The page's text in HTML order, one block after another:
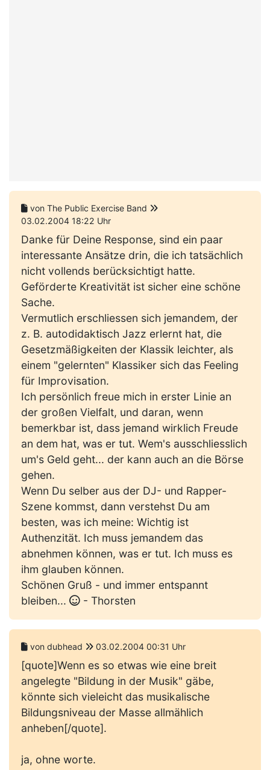
von The Public Exercise Band
03.02.2004 18:22 Uhr
Danke für Deine Response, sind ein paar
interessante Ansätze drin, die ich tatsächlich
nicht vollends berücksichtigt hatte.
Geförderte Kreativität ist sicher eine schöne
Sache.
Vermutlich erschliessen sich jemandem, der
z. B. autodidaktisch Jazz erlernt hat, die
Gesetzmäßigkeiten der Klassik leichter, als
einem "gelernten" Klassiker sich das Feeling
für Improvisation.
Ich persönlich freue mich in erster Linie an
der großen Vielfalt, und daran, wenn
bemerkbar ist, dass jemand wirklich Freude
an dem hat, was er tut. Wem's ausschliesslich
um's Geld geht... der kann auch an die Börse
gehen.
Wenn Du selber aus der DJ- und Rapper-
Szene kommst, dann verstehst Du am
besten, was ich meine: Wichtig ist
Authenzität. Ich muss jemandem das
abnehmen können, was er tut. Ich muss es
ihm glauben können.
Schönen Gruß - und immer entspannt
bleiben...
- Thorsten
von dubhead 03.02.2004 00:31 Uhr
[quote]Wenn es so etwas wie eine breit
angelegte "Bildung in der Musik" gäbe,
könnte sich vieleicht das musikalische
Bildungsniveau der Masse allmählich
anheben[/quote].
ja, ohne worte.